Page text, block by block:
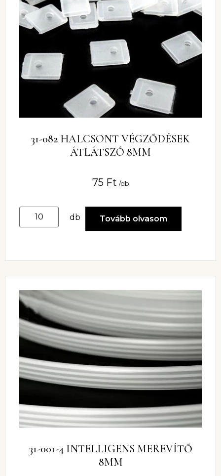
31-082 HALCSONT VÉGZŐDÉSEK
ÁTLÁTSZÓ 8MM
75 Ft /db
db Tovább olvasom
31-001-4 INTELLIGENS MEREVÍTŐ
8MM